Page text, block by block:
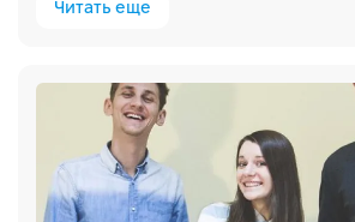
Читать еще